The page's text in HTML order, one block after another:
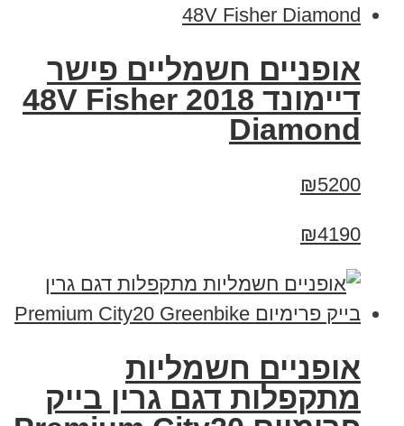
אופניים חשמליים פישר
דיימונד 2018 48V Fisher
Diamond
₪5200
₪4190
אופניים חשמליות
מתקפלות דגם גרין בייק